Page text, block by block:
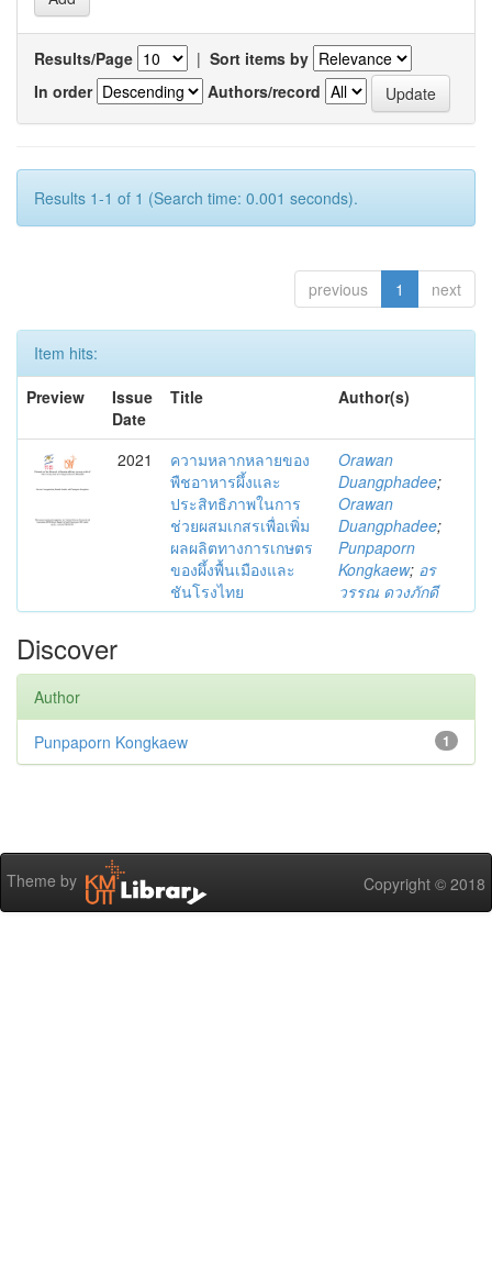
Results/Page | Sort items by
In order
Authors/record
Results 1-1 of 1 (Search time: 0.001 seconds).
previous 1 next
Item hits:
Preview
Issue
Date
Title Author(s)
2021
ความหลากหลายของ
พืชอาหารผึ้งและ
ประสิทธิภาพในการ
ช่วยผสมเกสรเพื่อเพิ่ม
ผลผลิตทางการเกษตร
ของผึ้งพื้นเมืองและ
ชันโรงไทย
Orawan
Duangphadee;
Orawan
Duangphadee;
Punpaporn
Kongkaew; อร
วรรณ ดวงภักดี
Discover
Author
1
Punpaporn Kongkaew
Theme by Copyright © 2018